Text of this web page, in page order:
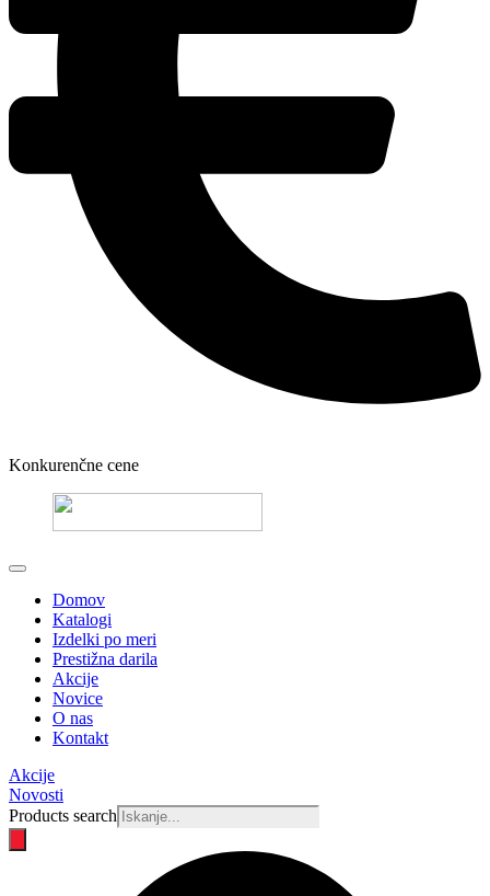
Konkurenčne cene
Domov
Katalogi
Izdelki po meri
Prestižna darila
Akcije
Novice
O nas
Kontakt
Akcije
Novosti
Products search